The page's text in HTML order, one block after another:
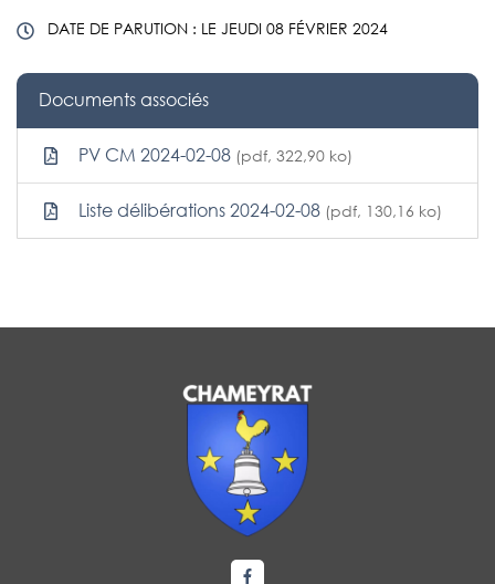
DATE DE PARUTION : LE JEUDI 08 FÉVRIER 2024
Documents associés
PV CM 2024-02-08 (pdf, 322,90 ko)
Liste délibérations 2024-02-08 (pdf, 130,16 ko)